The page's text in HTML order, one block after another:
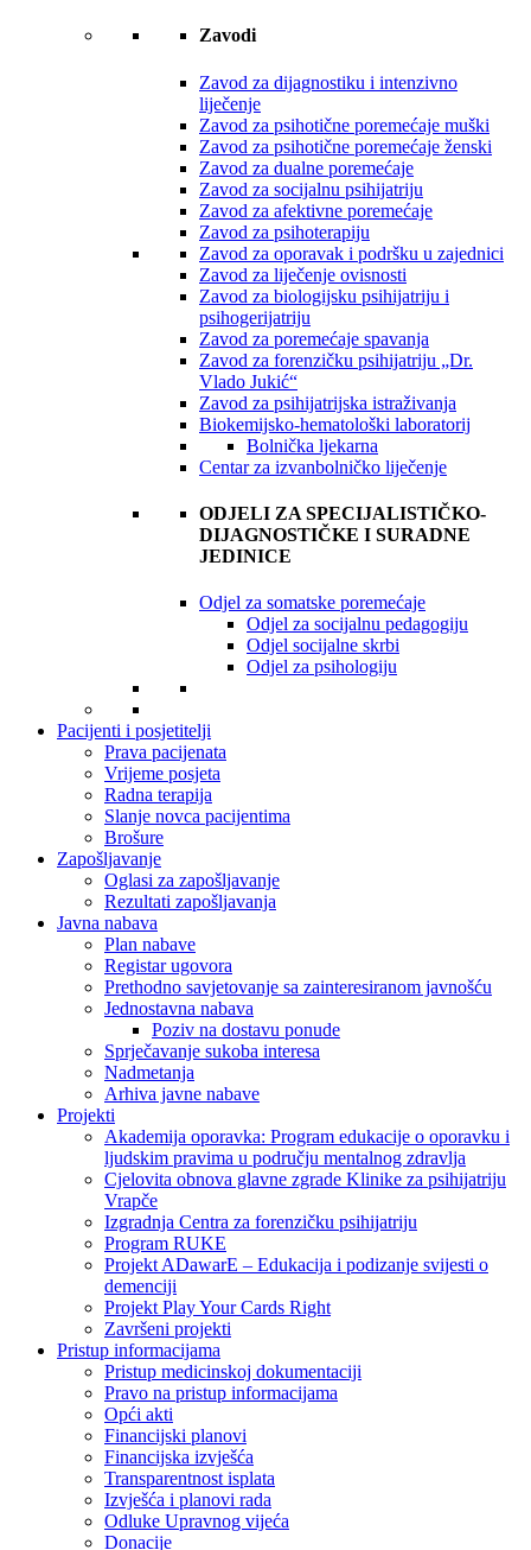
Zavodi
Zavod za dijagnostiku i intenzivno
liječenje
Zavod za psihotične poremećaje muški
Zavod za psihotične poremećaje ženski
Zavod za dualne poremećaje
Zavod za socijalnu psihijatriju
Zavod za afektivne poremećaje
Zavod za psihoterapiju
Zavod za oporavak i podršku u zajednici
Zavod za liječenje ovisnosti
Zavod za biologijsku psihijatriju i
psihogerijatriju
Zavod za poremećaje spavanja
Zavod za forenzičku psihijatriju „Dr.
Vlado Jukić“
Zavod za psihijatrijska istraživanja
Biokemijsko-hematološki laboratorij
Bolnička ljekarna
Centar za izvanbolničko liječenje
ODJELI ZA SPECIJALISTIČKO-
DIJAGNOSTIČKE I SURADNE
JEDINICE
Odjel za somatske poremećaje
Odjel za socijalnu pedagogiju
Odjel socijalne skrbi
Odjel za psihologiju
Pacijenti i posjetitelji
Prava pacijenata
Vrijeme posjeta
Radna terapija
Slanje novca pacijentima
Brošure
Zapošljavanje
Oglasi za zapošljavanje
Rezultati zapošljavanja
Javna nabava
Plan nabave
Registar ugovora
Prethodno savjetovanje sa zainteresiranom javnošću
Jednostavna nabava
Poziv na dostavu ponude
Sprječavanje sukoba interesa
Nadmetanja
Arhiva javne nabave
Projekti
Akademija oporavka: Program edukacije o oporavku i
ljudskim pravima u području mentalnog zdravlja
Cjelovita obnova glavne zgrade Klinike za psihijatriju
Vrapče
Izgradnja Centra za forenzičku psihijatriju
Program RUKE
Projekt ADawarE – Edukacija i podizanje svijesti o
demenciji
Projekt Play Your Cards Right
Završeni projekti
Pristup informacijama
Pristup medicinskoj dokumentaciji
Pravo na pristup informacijama
Opći akti
Financijski planovi
Financijska izvješća
Transparentnost isplata
Izvješća i planovi rada
Odluke Upravnog vijeća
Donacije